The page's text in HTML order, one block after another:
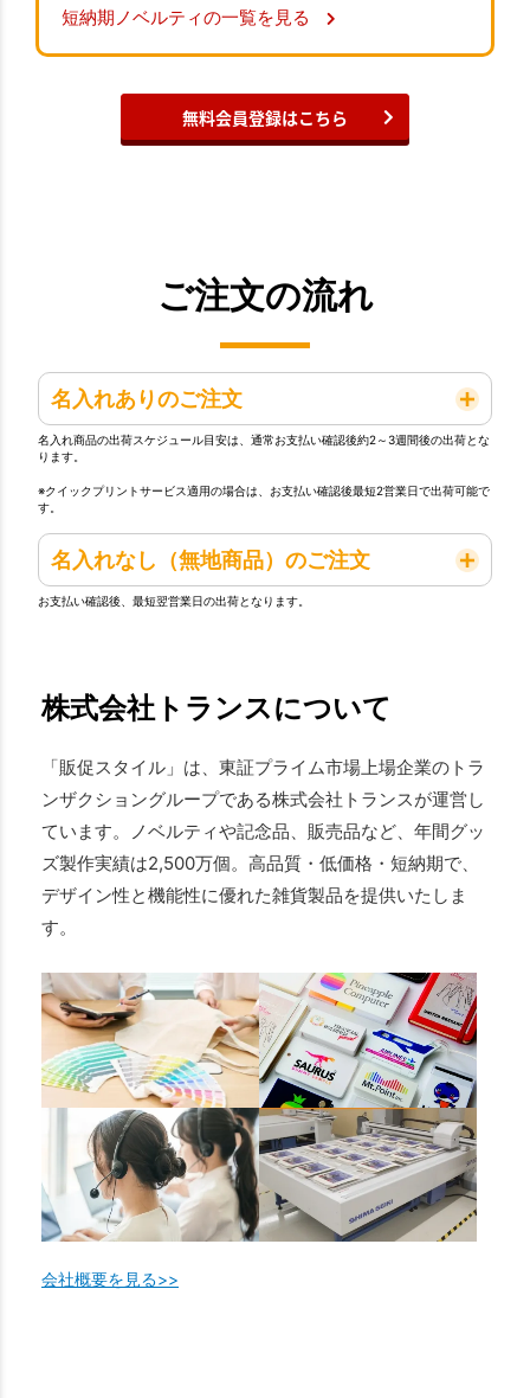
短納期ノベルティの一覧を見る
無料会員登録はこちら
ご注文の流れ
名入れありのご注文
名入れ商品の出荷スケジュール目安は、通常お支払い確認後約2～3週間後の出荷とな
ります。
※クイックプリントサービス適用の場合は、お支払い確認後最短2営業日で出荷可能で
す。
名入れなし（無地商品）のご注文
お支払い確認後、最短翌営業日の出荷となります。
株式会社トランスについて
「販促スタイル」は、東証プライム市場上場企業のトラ
ンザクショングループである株式会社トランスが運営し
ています。ノベルティや記念品、販売品など、年間グッ
ズ製作実績は2,500万個。高品質・低価格・短納期で、
デザイン性と機能性に優れた雑貨製品を提供いたしま
す。
会社概要を見る>>